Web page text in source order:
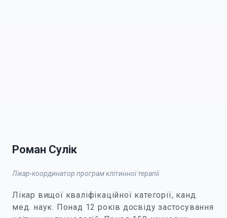
Роман Сулік
Лікар-координатор програм клітинної терапії
Лікар вищої кваліфікаційної категорії, канд.
мед. наук. Понад 12 років досвіду застосування